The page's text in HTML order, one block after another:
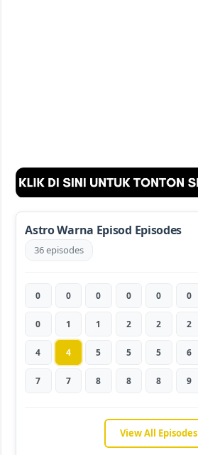
Astro Warna Episod Episodes
36 episodes
0 0 0 0 0 0
0 1 1 2 2 2
4 4 5 5 5 6
7 7 8 8 8 9
View All Episodes